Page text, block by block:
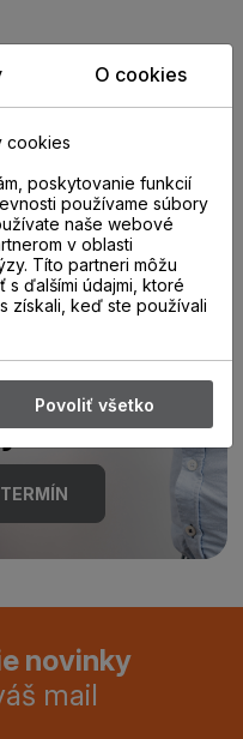
s
nás na
novinky
mail
O cookies
cookies
poskytovanie funkcií
používame súbory
naše webové
v oblasti
Títo partneri môžu
s ďalšími údajmi, ktoré
získali, keď ste používali
Povoliť všetko